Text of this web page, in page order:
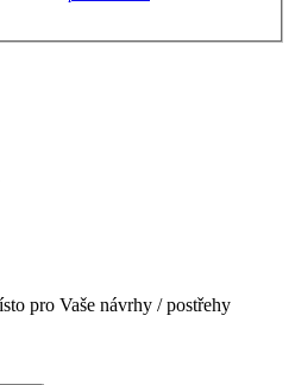
pro Vaše návrhy / postřehy